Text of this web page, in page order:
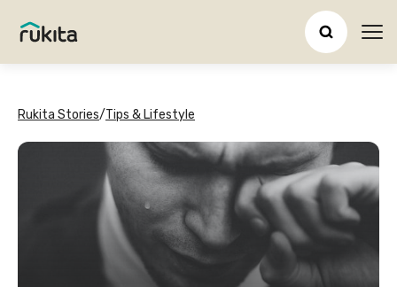
Rukita Stories/Tips & Lifestyle